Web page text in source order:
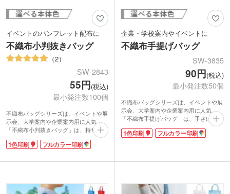
イベントのパンフレット配布に
不織布小判抜きバッグ
2
SW-2843
55円(税込)
最小発注数100個
不織布バッグシリーズは、イベントや展
示会、大学案内や企業案内用に人気。
「不織布小判抜きバッグ」は、持ち運び
しやすい小判抜きタイプのデザイン。厚
手のA4サイズがすっぽり収まり、書類
ます。パンフレット配布にはもちろん、
どバリエーションが豊富です。イメージ
1色印刷 フルカラー印刷
企業・学校案内やイベントに
不織布手提げバッグ
SW-3835
90円(税込)
最小発注数50個
不織布バッグシリーズは、イベントや展
示会、大学案内や企業案内用に人気。
「不織布手提げバッグ」は、手さげにも
ショルダーにも使える2wayタイプ。書
類やパンフレットが横にスマートに収納
ダークグレーなど、豊富なバリエーショ
1色印刷 フルカラー印刷